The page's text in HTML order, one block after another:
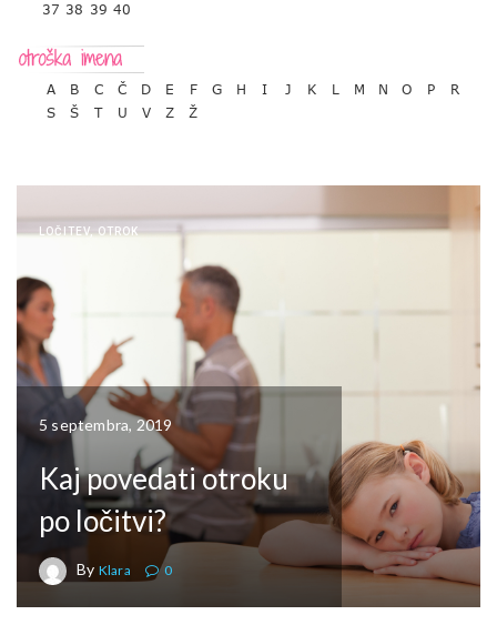
37 38 39 40
A B C Č D E F G H I J K L M N O P
R
S
Š T U V Z Ž
LOČITEV OTROK
5 septembra, 2019
Kaj povedati otroku
po ločitvi?
By Klara 0